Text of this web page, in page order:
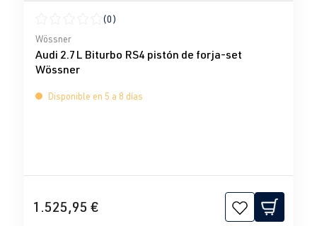
Calificación promedio de 0 de 5 estrellas
(0)
Wössner
Audi 2.7L Biturbo RS4 pistón de forja-set
Wössner
Disponible en 5 a 8 días
1.525,95 €